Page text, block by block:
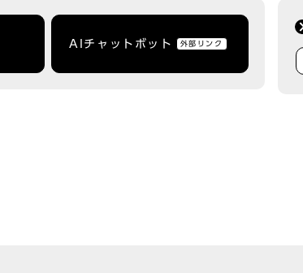
AIチャットボット 外部リンク